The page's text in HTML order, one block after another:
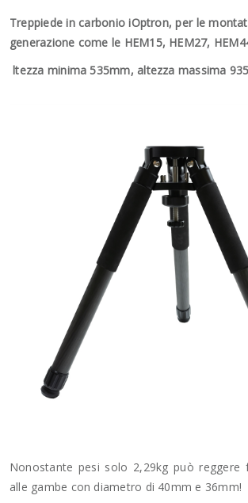
Treppiede in carbonio iOptron, per le
generazione come le HEM15, HEM27,
ltezza minima 535mm, altezza massima
Nonostante pesi solo 2,29kg può reggere
alle gambe con diametro di 40mm e 36mm!